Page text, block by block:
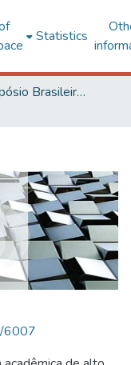
Statistics
SBQP - Simpósio Brasileiro de Qualidade do Projeto no Ambiente Construído
6007